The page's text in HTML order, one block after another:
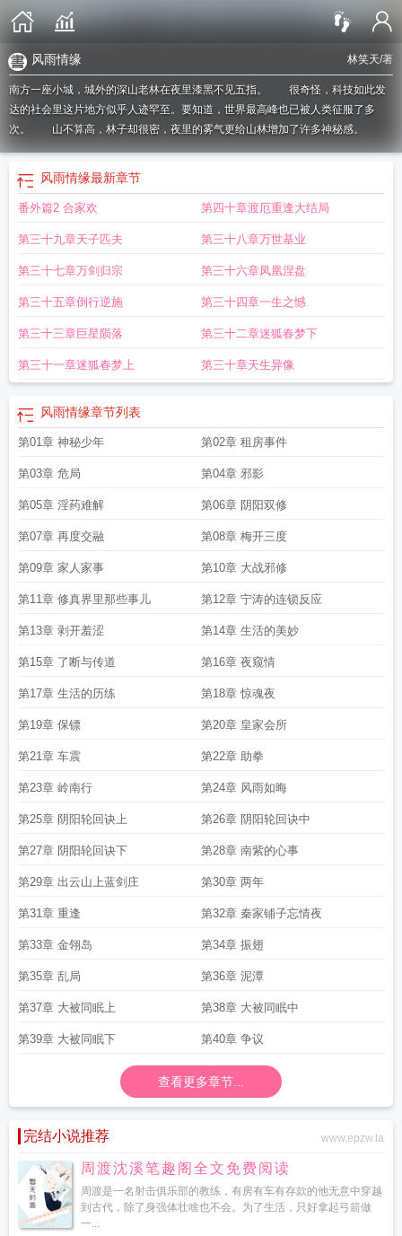
林笑天/著
风雨情缘
南方一座小城，城外的深山老林在夜里漆黑不见五指。 很奇怪，科技如此发
达的社会里这片地方似乎人迹罕至。要知道，世界最高峰也已被人类征服了多
次。 山不算高，林子却很密，夜里的雾气更给山林增加了许多神秘感。
风雨情缘最新章节
番外篇2 合家欢 第四十章渡厄重逢大结局
第三十九章天子匹夫 第三十八章万世基业
第三十七章万剑归宗 第三十六章凤凰涅盘
第三十五章倒行逆施 第三十四章一生之憾
第三十三章巨星陨落 第三十二章迷狐春梦下
第三十一章迷狐春梦上 第三十章天生异像
风雨情缘章节列表
第01章 神秘少年 第02章 租房事件
第03章 危局 第04章 邪影
第05章 淫药难解 第06章 阴阳双修
第07章 再度交融 第08章 梅开三度
第09章 家人家事 第10章 大战邪修
第11章 修真界里那些事儿 第12章 宁涛的连锁反应
第13章 剥开羞涩 第14章 生活的美妙
第15章 了断与传道 第16章 夜窥情
第17章 生活的历练 第18章 惊魂夜
第19章 保镖 第20章 皇家会所
第21章 车震 第22章 助拳
第23章 岭南行 第24章 风雨如晦
第25章 阴阳轮回诀上 第26章 阴阳轮回诀中
第27章 阴阳轮回诀下 第28章 南紫的心事
第29章 出云山上蓝剑庄 第30章 两年
第31章 重逢 第32章 秦家铺子忘情夜
第33章 金翎岛 第34章 振翅
第35章 乱局 第36章 泥潭
第37章 大被同眠上 第38章 大被同眠中
第39章 大被同眠下 第40章 争议
查看更多章节...
完结小说推荐 www.epzw.la
周渡沈溪笔趣阁全文免费阅读
周渡是一名射击俱乐部的教练，有房有车有存款的他无意中穿越
到古代，除了身强体壮啥也不会。为了生活，只好拿起弓箭做
一...